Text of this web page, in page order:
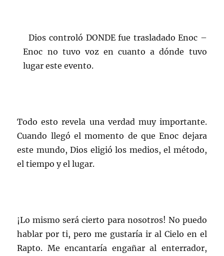
Dios controló DONDE fue trasladado Enoc –
Enoc no tuvo voz en cuanto a dónde tuvo
lugar este evento.
Todo esto revela una verdad muy importante.
Cuando llegó el momento de que Enoc dejara
este mundo, Dios eligió los medios, el método,
el tiempo y el lugar.
¡Lo mismo será cierto para nosotros! No puedo
hablar por ti, pero me gustaría ir al Cielo en el
Rapto. Me encantaría engañar al enterrador,